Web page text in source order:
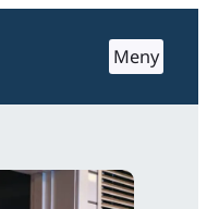
Meny